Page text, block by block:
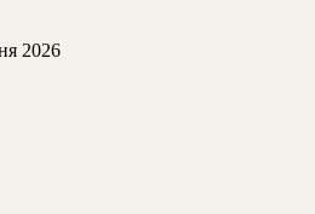
2026